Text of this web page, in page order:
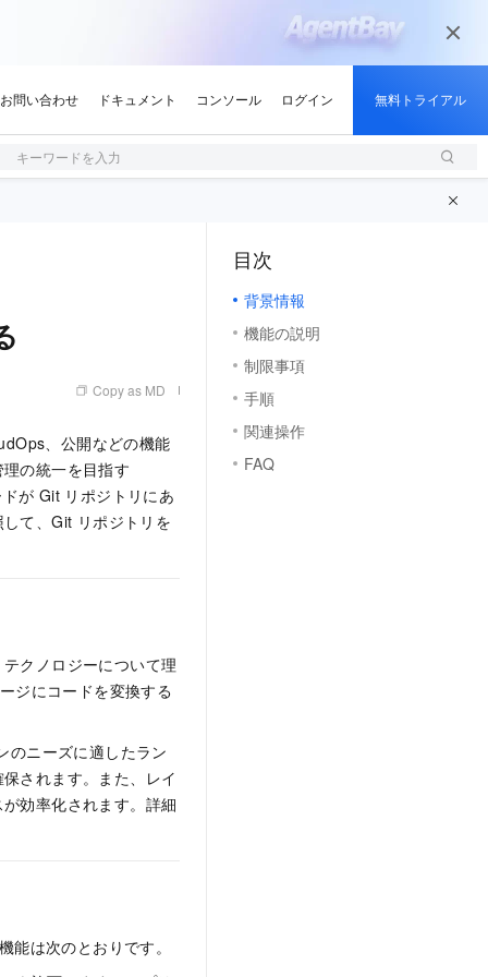
キーワードを入力
Copy as MD
、公開などの機能
の統一を目指す
が Git リポジトリにあ
て、Git リポジトリを
クノロジーについて理
ジにコードを変換する
のニーズに適したラン
されます。また、レイ
効率化されます。詳細
は次のとおりです。
目次
背景情報
機能の説明
制限事項
手順
関連操作
FAQ